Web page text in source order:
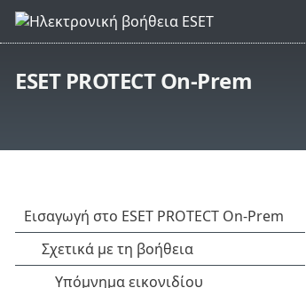
ESET PROTECT On-Prem